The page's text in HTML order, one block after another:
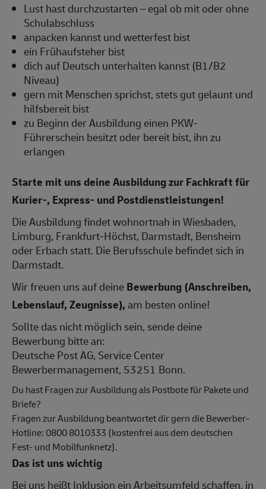
Lust hast durchzustarten – egal ob mit oder ohne
Schulabschluss
anpacken kannst und wetterfest bist
ein Frühaufsteher bist
dich auf Deutsch unterhalten kannst (B1/B2
Niveau)
gern mit Menschen sprichst, stets gut gelaunt und
hilfsbereit bist
zu Beginn der Ausbildung einen PKW-
Führerschein besitzt oder bereit bist, ihn zu
erlangen
Starte mit uns deine Ausbildung zur Fachkraft für
Kurier-, Express- und Postdienstleistungen!
Die Ausbildung findet wohnortnah in Wiesbaden,
Limburg, Frankfurt-Höchst, Darmstadt, Bensheim
oder Erbach statt. Die Berufsschule befindet sich in
Darmstadt.
Wir freuen uns auf deineBewerbung (Anschreiben,
Lebenslauf, Zeugnisse),am besten online!
Sollte das nicht möglich sein, sende deine
Bewerbung bitte an:
Deutsche Post AG, Service Center
Bewerbermanagement, 53251 Bonn.
Du hast Fragen zur Ausbildung als Postbote für Pakete und
Briefe?
Fragen zur Ausbildung beantwortet dir gern die Bewerber-
Hotline: 0800 8010333 (kostenfrei aus dem deutschen
Fest- und Mobilfunknetz).
Das ist uns wichtig
Bei uns heißt Inklusion ein Arbeitsumfeld schaffen, in